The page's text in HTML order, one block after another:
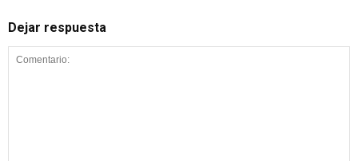
Dejar respuesta